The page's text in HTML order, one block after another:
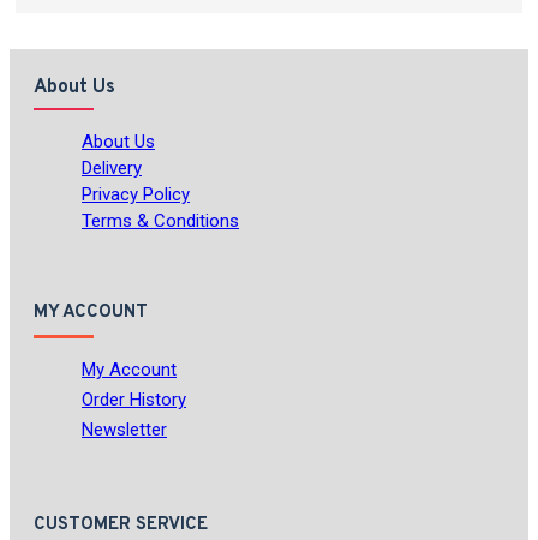
About Us
About Us
Delivery
Privacy Policy
Terms & Conditions
MY ACCOUNT
My Account
Order History
Newsletter
CUSTOMER SERVICE